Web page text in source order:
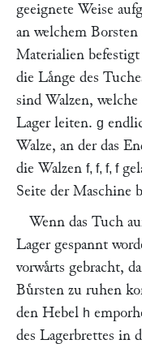
geeignete Weise
an welchem Borsten
Materialien
die Laͤnge des
sind Walzen,
Lager leiten. g
Walze, an der das
die Walzen f, f, f, f
Seite der Maschine
Wenn das Tuch
Lager gespannt
vorwaͤrts gebracht,
Buͤrsten zu ruhen
den Hebel h
des Lagerbrettes in